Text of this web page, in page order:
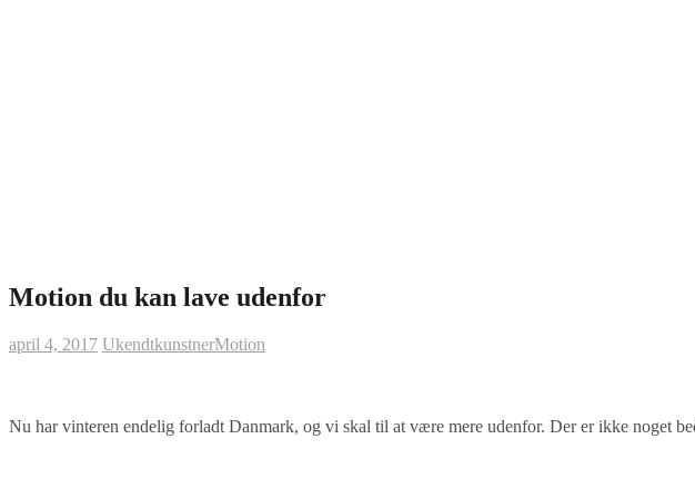
Motion du kan lave udenfor
april 4, 2017 UkendtkunstnerMotion
Nu har vinteren endelig forladt Danmark, og vi skal til at være mere udenfor. Der er ikke noget